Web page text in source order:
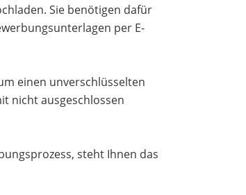
Sie benötigen dafür
per E-
einen unverschlüsselten
nicht ausgeschlossen
steht Ihnen das